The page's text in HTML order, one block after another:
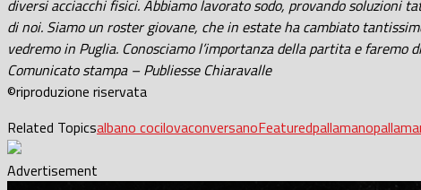
diversi acciacchi fisici. Abbiamo lavorato sodo, provando soluzioni
di noi. Siamo un roster giovane, che in estate ha cambiato
vedremo in Puglia. Conosciamo l’importanza della partita e faremo
Comunicato stampa – Publiesse Chiaravalle
©riproduzione riservata
Related Topicsalbano cocilovaconversanoFeaturedpallamano
Advertisement